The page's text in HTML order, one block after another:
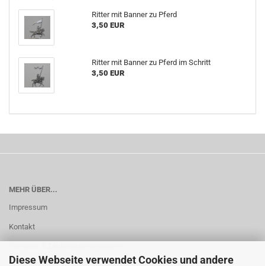
Diese Webseite verwendet Cookies und andere
Ritter mit Banner zu Pferd
3,50 EUR
Ritter mit Banner zu Pferd im Schritt
3,50 EUR
MEHR ÜBER...
Impressum
Kontakt